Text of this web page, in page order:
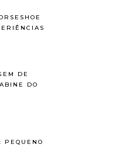
DE
DO
PEQUENO